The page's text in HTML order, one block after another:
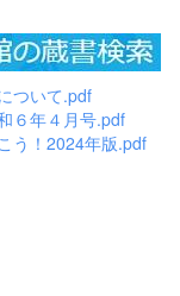
ついて.pdf
６年４月号.pdf
う！2024年版.pdf